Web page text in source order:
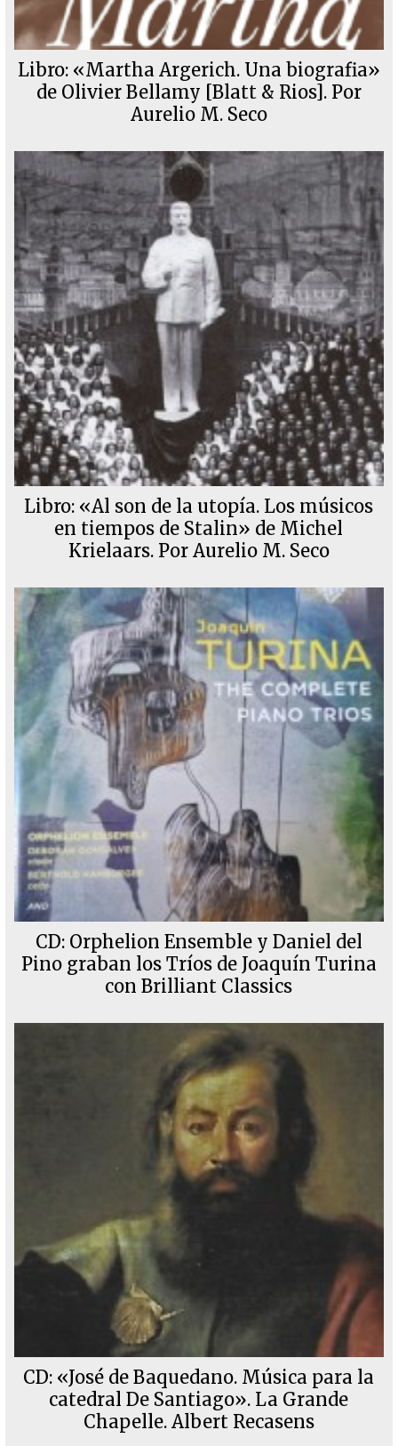
Libro: «Martha Argerich. Una biografia»
de Olivier Bellamy [Blatt & Rios]. Por
Aurelio M. Seco
Libro: «Al son de la utopía. Los músicos
en tiempos de Stalin» de Michel
Krielaars. Por Aurelio M. Seco
CD: Orphelion Ensemble y Daniel del
Pino graban los Tríos de Joaquín Turina
con Brilliant Classics
CD: «José de Baquedano. Música para la
catedral De Santiago». La Grande
Chapelle. Albert Recasens